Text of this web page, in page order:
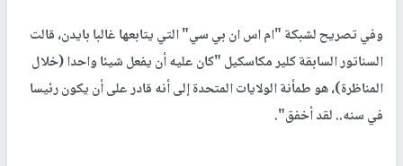
وفي تصريح لشبكة "ام اس ان بي سي" التي يتابعها غالبا بايدن، قالت
السناتور السابقة كلير مكاسكيل "كان عليه أن يفعل شيئا واحدا (خلال
المناظرة)، هو طمأنة الولايات المتحدة إلى أنه قادر على أن يكون رئيسا
في سنه.. لقد أخفق".